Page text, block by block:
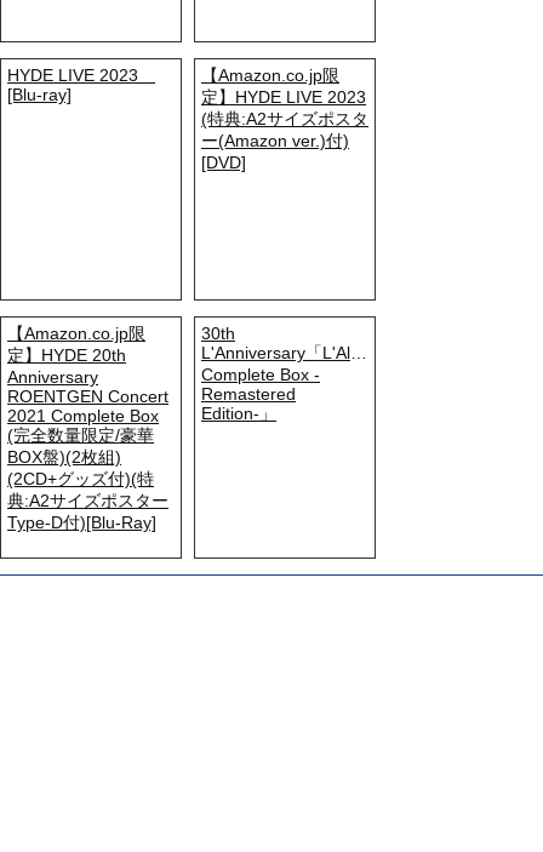
HYDE LIVE 2023
[Blu-ray]
【Amazon.co.jp限
定】HYDE LIVE 2023
(特典:A2サイズポスタ
ー(Amazon ver.)付)
[DVD]
【Amazon.co.jp限
定】HYDE 20th
Anniversary
ROENTGEN Concert
2021 Complete Box
(完全数量限定/豪華
BOX盤)(2枚組)
(2CD+グッズ付)(特
典:A2サイズポスター
Type-D付)[Blu-Ray]
30th
L'Anniversary「L'Album
Complete Box -
Remastered
Edition-」